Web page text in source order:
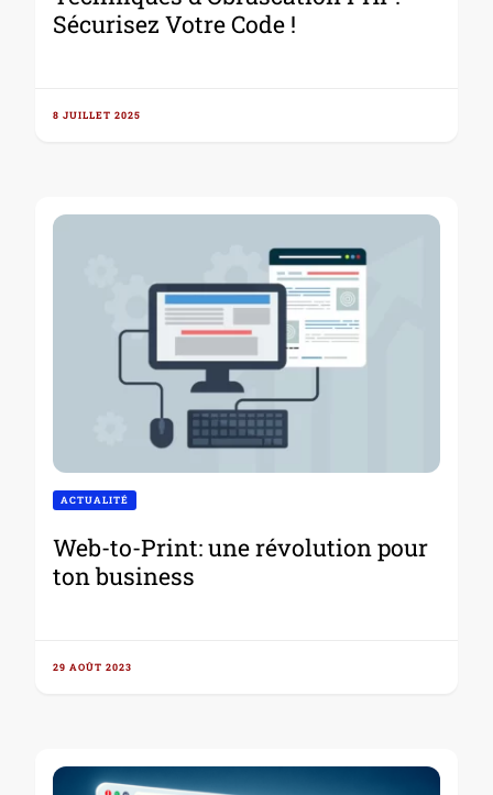
Sécurisez Votre Code !
8 JUILLET 2025
ACTUALITÉ
Web-to-Print: une révolution pour
ton business
29 AOÛT 2023